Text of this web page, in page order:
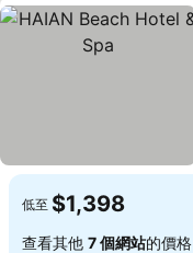
低至 $1,398
查看其他 7 個網站的價格